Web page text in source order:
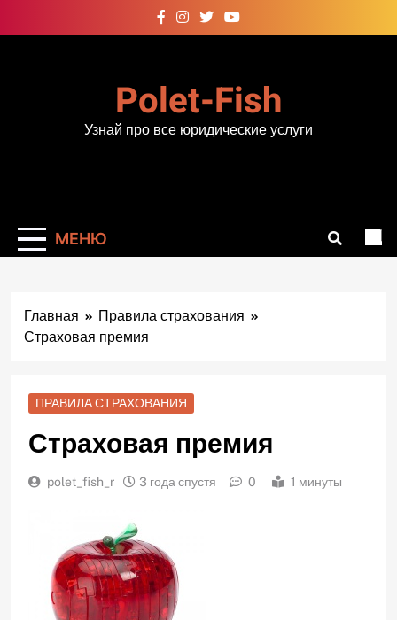
к
Polet-Fish
Узнай про все юридические услуги
МЕНЮ
Главная
Правила страхования
Страховая премия
ПРАВИЛА СТРАХОВАНИЯ
Страховая премия
polet_fish_r 3 года спустя 0 1 минуты